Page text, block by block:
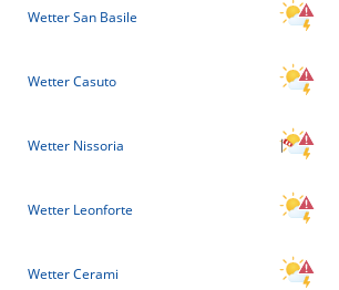
Wetter San Basile
Wetter Casuto
Wetter Nissoria
Wetter Leonforte
Wetter Cerami